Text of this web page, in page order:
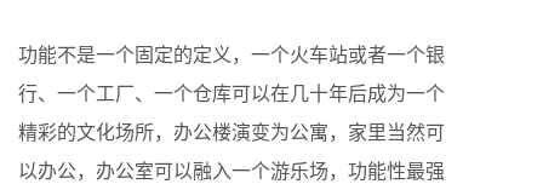
功能不是一个固定的定义，一个火车站或者一个银
行、一个工厂、一个仓库可以在几十年后成为一个
精彩的文化场所，办公楼演变为公寓，家里当然可
以办公，办公室可以融入一个游乐场，功能性最强